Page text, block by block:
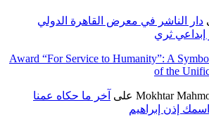
دار الناشر في معرض القاهرة الدولي
ثري
Award “For Service to Humanity”: A
of the
Mokhtar على آخر ما حكاه عمنا
إذن إبراهيم